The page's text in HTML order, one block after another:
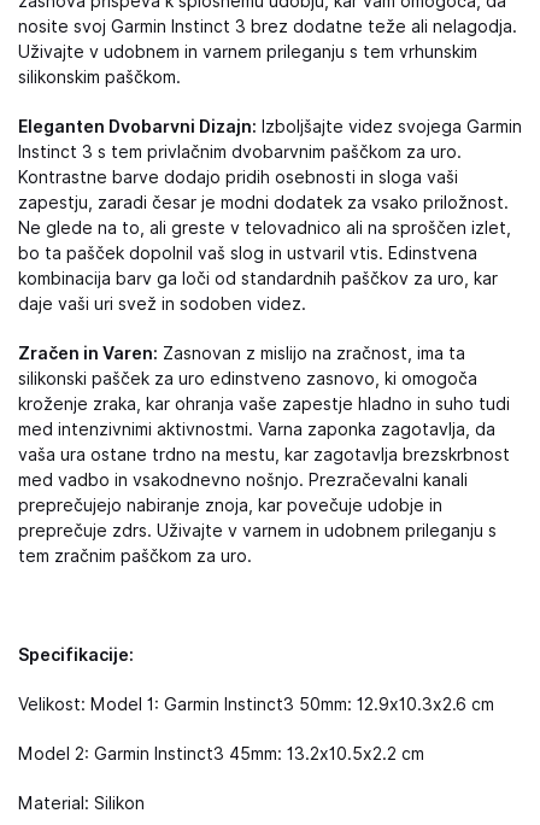
nosite svoj Garmin Instinct 3 brez dodatne teže ali nelagodja.
Uživajte v udobnem in varnem prileganju s tem vrhunskim
silikonskim paščkom.
Eleganten Dvobarvni Dizajn: Izboljšajte videz svojega Garmin
Instinct 3 s tem privlačnim dvobarvnim paščkom za uro.
Kontrastne barve dodajo pridih osebnosti in sloga vaši
zapestju, zaradi česar je modni dodatek za vsako priložnost.
Ne glede na to, ali greste v telovadnico ali na sproščen izlet,
bo ta pašček dopolnil vaš slog in ustvaril vtis. Edinstvena
kombinacija barv ga loči od standardnih paščkov za uro, kar
daje vaši uri svež in sodoben videz.
Zračen in Varen: Zasnovan z mislijo na zračnost, ima ta
silikonski pašček za uro edinstveno zasnovo, ki omogoča
kroženje zraka, kar ohranja vaše zapestje hladno in suho tudi
med intenzivnimi aktivnostmi. Varna zaponka zagotavlja, da
vaša ura ostane trdno na mestu, kar zagotavlja brezskrbnost
med vadbo in vsakodnevno nošnjo. Prezračevalni kanali
preprečujejo nabiranje znoja, kar povečuje udobje in
preprečuje zdrs. Uživajte v varnem in udobnem prileganju s
tem zračnim paščkom za uro.
Specifikacije:
Velikost: Model 1: Garmin Instinct3 50mm: 12.9x10.3x2.6 cm
Model 2: Garmin Instinct3 45mm: 13.2x10.5x2.2 cm
Material: Silikon